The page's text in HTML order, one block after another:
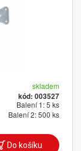
skladem
kód: 003527
Balení 1: 5 ks
Balení 2: 500 ks